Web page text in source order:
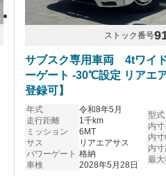
ストック番号
サブスク専用車両 4tワイ
ーゲート -30℃設定 リアエ
登録可】
年式
令和8年5月
走行距離
1千km
ミッション
6MT
サス
リアエアサス
パワーゲート 格納
車検
2028年5月28日
型式
内寸
内寸
内寸
最